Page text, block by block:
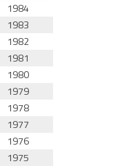
1984
1983
1982
1981
1980
1979
1978
1977
1976
1975